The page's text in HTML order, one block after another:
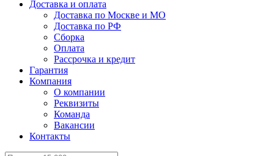
Доставка и оплата
Доставка по Москве и МО
Доставка по РФ
Сборка
Оплата
Рассрочка и кредит
Гарантия
Компания
О компании
Реквизиты
Команда
Вакансии
Контакты